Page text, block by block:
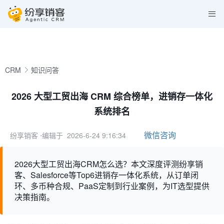
CRM 知识问答
2026 大型工贸出海 CRM 综合榜单，进销存一体化
系统排名
纷享销客 ⋅编辑于 2026-6-24 9:16:34 微信咨询
2026大型工贸出海CRM怎么选？本文深度评测纷享销
客、Salesforce等Top6进销存一体化系统，从订单闭
环、多币种合规、PaaS定制到行业案例，为IT选型提供
决策指南。